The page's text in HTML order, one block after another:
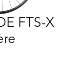
FTS-X